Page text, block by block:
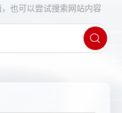
也可以尝试搜索网站内容